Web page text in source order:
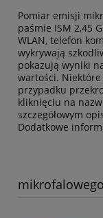
Pomiar emisji
paśmie ISM 2,45
WLAN, telefon
wykrywają
pokazują wyniki
wartości.
przypadku
kliknięciu na
szczegółowym
Dodatkowe
mikrofalowego